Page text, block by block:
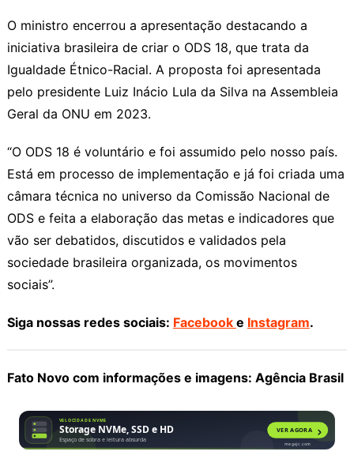
O ministro encerrou a apresentação destacando a
iniciativa brasileira de criar o ODS 18, que trata da
Igualdade Étnico-Racial. A proposta foi apresentada
pelo presidente Luiz Inácio Lula da Silva na Assembleia
Geral da ONU em 2023.
“O ODS 18 é voluntário e foi assumido pelo nosso país.
Está em processo de implementação e já foi criada uma
câmara técnica no universo da Comissão Nacional de
ODS e feita a elaboração das metas e indicadores que
vão ser debatidos, discutidos e validados pela
sociedade brasileira organizada, os movimentos
sociais”.
Siga nossas redes sociais: Facebook e Instagram.
Fato Novo com informações e imagens: Agência Brasil